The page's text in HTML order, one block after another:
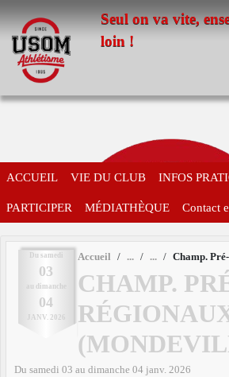
Seul on va vite,
loin !
ACCUEIL VIE DU CLUB INFOS
PARTICIPER MÉDIATHÈQUE Contact
Du samedi
03
au dimanche
04
JANV. 2026
Accueil Champ.
CHAMP.
Du samedi 03 au dimanche 04 janv. 2026